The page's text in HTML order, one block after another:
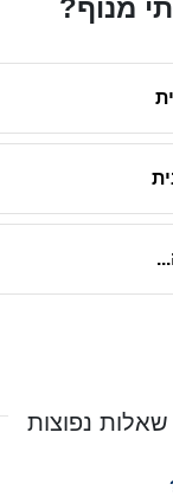
מנוף?
שאלות נפוצות